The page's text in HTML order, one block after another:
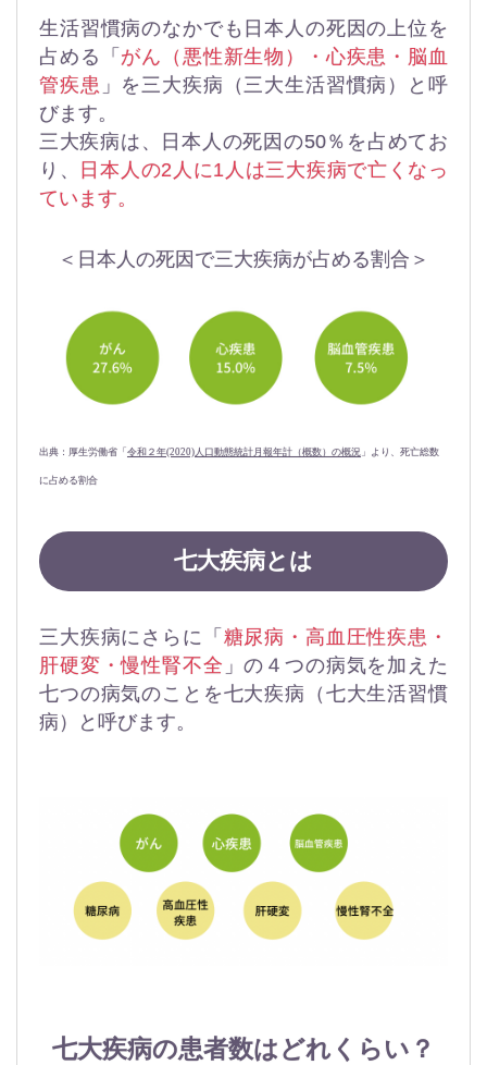
生活習慣病のなかでも日本人の死因の上位を
占める「 がん（悪性新生物）・心疾患・脳血
管疾患 」を三大疾病（三大生活習慣病）と呼
びます。
三大疾病は、日本人の死因の50％を占めてお
り、
日本人の2人に1人は三大疾病で亡くなっ
ています。
＜日本人の死因で三大疾病が占める割合＞
出典：厚生労働省「 令和２年(2020)人口動態統計月報年計（概数）の概況 」より、死亡総数
に占める割合
七大疾病とは
三大疾病にさらに「 糖尿病・高血圧性疾患・
肝硬変・慢性腎不全 」の４つの病気を加えた
七つの病気のことを七大疾病（七大生活習慣
病）と呼びます。
七大疾病の患者数はどれくらい？